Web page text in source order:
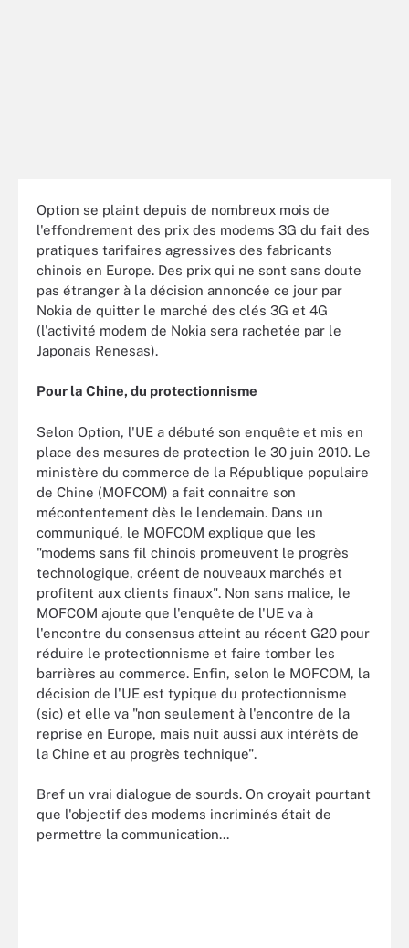
Option se plaint depuis de nombreux mois de
l'effondrement des prix des modems 3G du fait des
pratiques tarifaires agressives des fabricants
chinois en Europe. Des prix qui ne sont sans doute
pas étranger à la décision annoncée ce jour par
Nokia de quitter le marché des clés 3G et 4G
(l'activité modem de Nokia sera rachetée par le
Japonais Renesas).
Pour la Chine, du protectionnisme
Selon Option, l'UE a débuté son enquête et mis en
place des mesures de protection le 30 juin 2010. Le
ministère du commerce de la République populaire
de Chine (MOFCOM) a fait connaitre son
mécontentement dès le lendemain. Dans un
communiqué, le MOFCOM explique que les
"modems sans fil chinois promeuvent le progrès
technologique, créent de nouveaux marchés et
profitent aux clients finaux". Non sans malice, le
MOFCOM ajoute que l'enquête de l'UE va à
l'encontre du consensus atteint au récent G20 pour
réduire le protectionnisme et faire tomber les
barrières au commerce. Enfin, selon le MOFCOM, la
décision de l'UE est typique du protectionnisme
(sic) et elle va "non seulement à l'encontre de la
reprise en Europe, mais nuit aussi aux intérêts de
la Chine et au progrès technique".
Bref un vrai dialogue de sourds. On croyait pourtant
que l'objectif des modems incriminés était de
permettre la communication...